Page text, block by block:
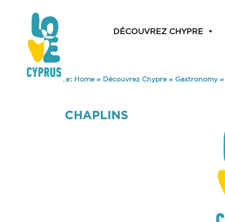
DÉCOUVREZ CHYPRE
You are here: Home» Découvrez Chypre» Gastronomy»
CHAPLINS